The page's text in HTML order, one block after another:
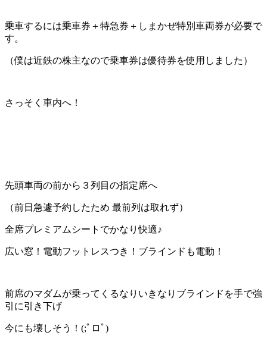
乗車するには乗車券＋特急券＋しまかぜ特別車両券が必要で
す。
（僕は近鉄の株主なので乗車券は優待券を使用しました）
さっそく車内へ！
先頭車両の前から３列目の指定席へ
（前日急遽予約したため 最前列は取れず）
全席プレミアムシートでかなり快適♪
広い窓！電動フットレスつき！ブラインドも電動！
前席のマダムが乗ってくるなりいきなりブラインドを手で強
引に引き下げ
今にも壊しそう！(;ﾟロﾟ)